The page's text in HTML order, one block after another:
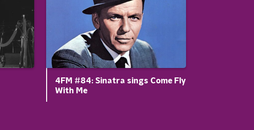
4FM #84: Sinatra sings Come Fly
With Me